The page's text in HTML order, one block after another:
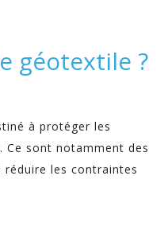
géotextile ?
à protéger les
Ce sont notamment des
les contraintes